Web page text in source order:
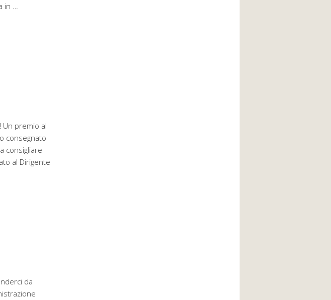
in …
Un premio al
consegnato
consigliare
al Dirigente
da